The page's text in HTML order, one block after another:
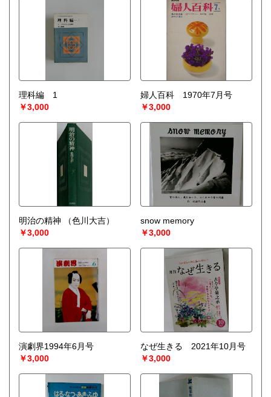
理科編 1
￥3,000
婦人百科 1970年7月号
￥3,000
明治の精神
（色川大吉）
￥3,000
snow memory
￥3,000
演劇界1994年6月号
￥3,000
なぜ生きる 2021年10月号
￥3,000